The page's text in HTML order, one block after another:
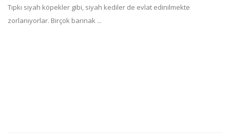
Tıpkı siyah köpekler gibi, siyah kediler de evlat edinilmekte
zorlanıyorlar. Birçok barınak ...